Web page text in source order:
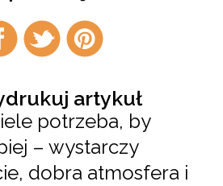
Udostępnij
na
twitter
Udostępnij
na
pintrest
artykuł
potrzeba, by
– wystarczy
dobra atmosfera i